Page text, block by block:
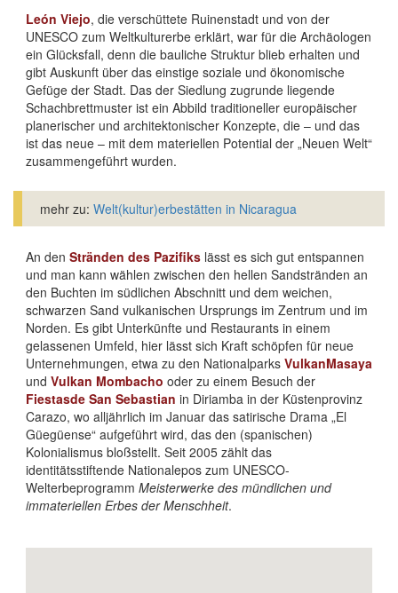
León Viejo, die verschüttete Ruinenstadt und von der
UNESCO zum Weltkulturerbe erklärt, war für die Archäologen
ein Glücksfall, denn die bauliche Struktur blieb erhalten und
gibt Auskunft über das einstige soziale und ökonomische
Gefüge der Stadt. Das der Siedlung zugrunde liegende
Schachbrettmuster ist ein Abbild traditioneller europäischer
planerischer und architektonischer Konzepte, die – und das
ist das neue – mit dem materiellen Potential der „Neuen Welt“
zusammengeführt wurden.
mehr zu: Welt(kultur)erbestätten in Nicaragua
An den Stränden des Pazifiks lässt es sich gut entspannen
und man kann wählen zwischen den hellen Sandstränden an
den Buchten im südlichen Abschnitt und dem weichen,
schwarzen Sand vulkanischen Ursprungs im Zentrum und im
Norden. Es gibt Unterkünfte und Restaurants in einem
gelassenen Umfeld, hier lässt sich Kraft schöpfen für neue
Unternehmungen, etwa zu den Nationalparks VulkanMasaya
und Vulkan Mombacho oder zu einem Besuch der
Fiestasde San Sebastian in Diriamba in der Küstenprovinz
Carazo, wo alljährlich im Januar das satirische Drama „El
Güegüense“ aufgeführt wird, das den (spanischen)
Kolonialismus bloßstellt. Seit 2005 zählt das
identitätsstiftende Nationalepos zum UNESCO-
Welterbeprogramm Meisterwerke des mündlichen und
immateriellen Erbes der Menschheit.